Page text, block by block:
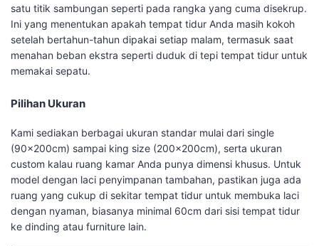
satu titik sambungan seperti pada rangka yang cuma disekrup.
Ini yang menentukan apakah tempat tidur Anda masih kokoh
setelah bertahun-tahun dipakai setiap malam, termasuk saat
menahan beban ekstra seperti duduk di tepi tempat tidur untuk
memakai sepatu.
Pilihan Ukuran
Kami sediakan berbagai ukuran standar mulai dari single
(90x200cm) sampai king size (200x200cm), serta ukuran
custom kalau ruang kamar Anda punya dimensi khusus. Untuk
model dengan laci penyimpanan tambahan, pastikan juga ada
ruang yang cukup di sekitar tempat tidur untuk membuka laci
dengan nyaman, biasanya minimal 60cm dari sisi tempat tidur
ke dinding atau furniture lain.